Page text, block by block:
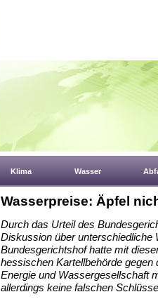
Klima Wasser
Wasserpreise: Äpfel
Durch das Urteil des
Diskussion über unterschiedliche
Bundesgerichtshof hatte mit
hessischen Kartellbehörde
Energie und Wassergesellschaft
allerdings keine falschen